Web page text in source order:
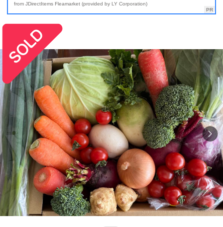
from JDirectItems Fleamarket (provided by LY Corporation)